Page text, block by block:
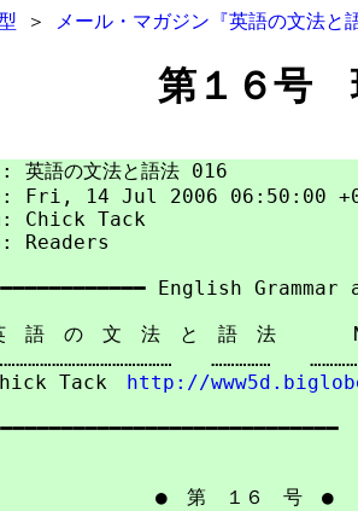
＞ メール・マガジン『英語の文法と
第１６号
語の文法と語法 016
Fri, 14 Jul 2006 06:50:00
Chick Tack
Readers
English Grammar
　語　の　文　法　と　語　法　　　
　　……………　　
Tack http://
第　１６　号 ●